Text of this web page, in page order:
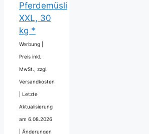
Pferdemüsli
XXL, 30
kg *
Werbung |
Preis inkl.
MwSt., zzgl.
Versandkosten
Letzte
Aktualisierung
am 6.08.2026
Änderungen